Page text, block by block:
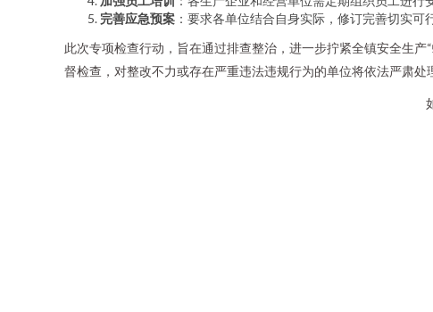
完善应急预案 ：要求各单位结合自身实际，修订完善切实
此次专项检查行动，旨在通过排查整治，进一步拧紧全镇安全生
督检查，对整改不力或存在严重违法违规行为的单位将依法严肃